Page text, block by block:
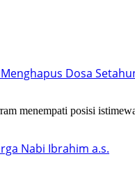
Dosa
menempati posisi
Nabi Ibrahim a.s.